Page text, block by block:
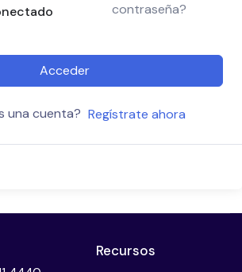
contraseña?
Acceder
una cuenta? Regístrate ahora
Recursos